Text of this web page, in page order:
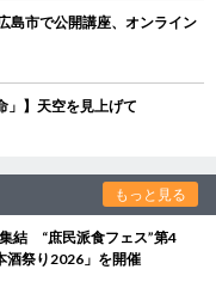
市で公開講座、オンライン
」】天空を見上げて
もっと見る
結 “庶民派食フェス”第4
酒祭り2026」を開催